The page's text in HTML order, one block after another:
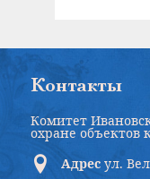
Контакты
Комитет
охране объектов
Адрес ул.